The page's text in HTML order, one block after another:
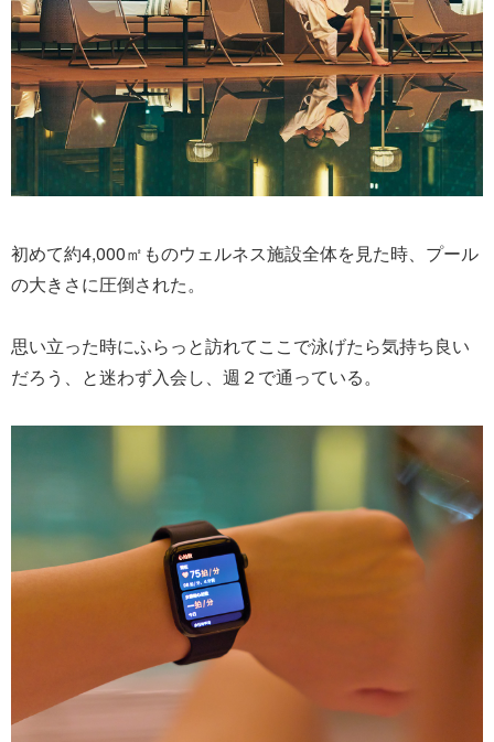
初めて約4,000㎡ものウェルネス施設全体を見た時、プール
の大きさに圧倒された。
思い立った時にふらっと訪れてここで泳げたら気持ち良い
だろう、と迷わず入会し、週２で通っている。